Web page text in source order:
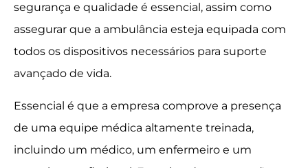
segurança e qualidade é essencial, assim como
assegurar que a ambulância esteja equipada com
todos os dispositivos necessários para suporte
avançado de vida.
Essencial é que a empresa comprove a presença
de uma equipe médica altamente treinada,
incluindo um médico, um enfermeiro e um